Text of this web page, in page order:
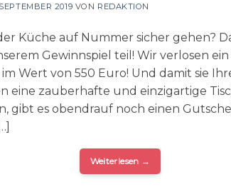
2019 VON REDAKTION
Küche auf Nummer sicher gehen?
Gewinnspiel teil! Wir verlosen
Wert von 550 Euro! Und damit sie
eine zauberhafte und einzigartige
gibt es obendrauf noch einen
Weiterlesen →